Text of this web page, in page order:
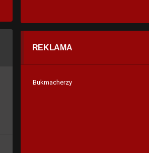
REKLAMA
Bukmacherzy